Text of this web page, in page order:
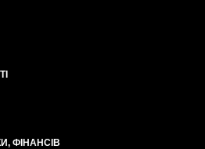
ФІНАНСІВ